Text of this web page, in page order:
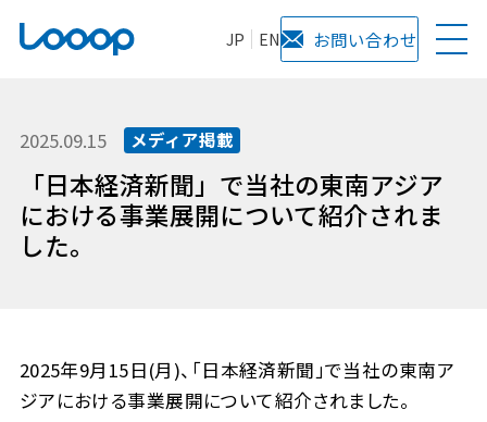
JP EN お問い合わせ
2025.09.15 メディア掲載
「日本経済新聞」で当社の東南アジア
における事業展開について紹介されま
した。
2025年9月15日(月)、「日本経済新聞」で当社の東南ア
ジアにおける事業展開について紹介されました。